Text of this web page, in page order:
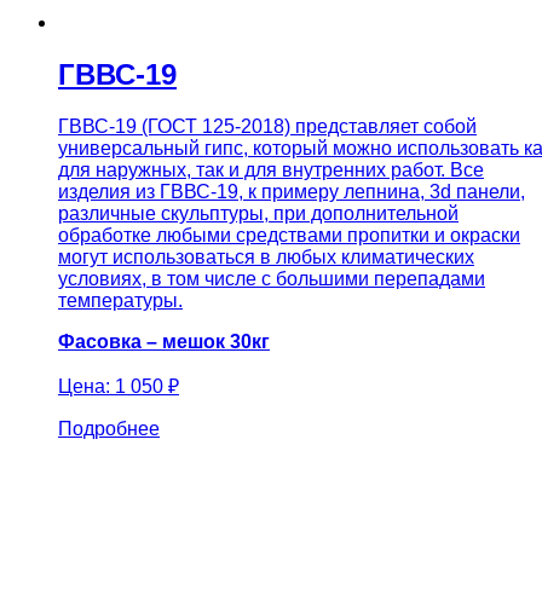
ГВВС-19
ГВВС-19 (ГОСТ 125-2018) представляет собой
универсальный гипс, который можно использовать
для наружных, так и для внутренних работ. Все
изделия из ГВВС-19, к примеру лепнина, 3d панели,
различные скульптуры, при дополнительной
обработке любыми средствами пропитки и окраски
могут использоваться в любых климатических
условиях, в том числе с большими перепадами
температуры.
Фасовка – мешок 30кг
Цена: 1 050 ₽
Подробнее